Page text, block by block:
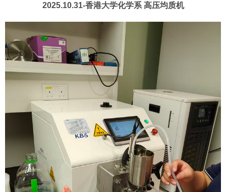
2025.10.31-香港大学化学系 高压均质机